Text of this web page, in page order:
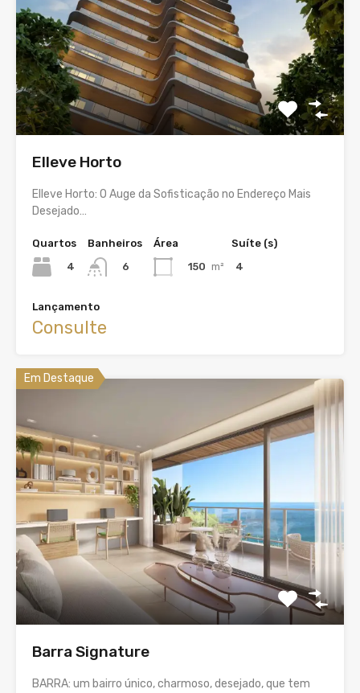
Elleve Horto
Elleve Horto: O Auge da Sofisticação no Endereço Mais
Desejado…
Quartos
4
Banheiros
6
Área
150 m²
Suíte (s)
4
Lançamento
Consulte
Em Destaque
Barra Signature
BARRA: um bairro único, charmoso, desejado, que tem